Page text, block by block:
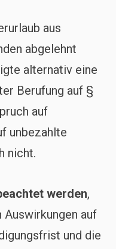
aus
abgelehnt
alternativ eine
Berufung auf §
auf
unbezahlte
nicht.
werden,
Auswirkungen auf
und die